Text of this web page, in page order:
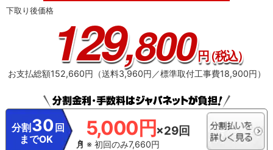
下取り後価格 129,800円（税込）
お支払総額152,660円（送料3,960円／標準取付工事費18,900円）
分割 30 回
までOK
5,000円×29回
※ 初回のみ7,660円